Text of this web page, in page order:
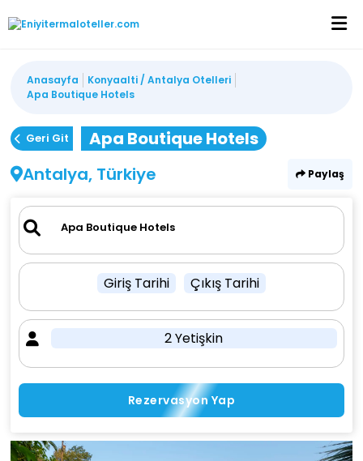
Anasayfa
Konyaalti / Antalya Otelleri
Apa Boutique Hotels
Geri Git
Apa Boutique Hotels
Antalya, Türkiye
Paylaş
Giriş Tarihi Çıkış Tarihi
2 Yetişkin
Rezervasyon Yap